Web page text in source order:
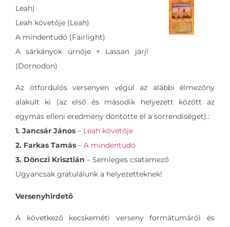
Leah)
Leah követője (Leah)
A mindentudó (Fairlight)
A sárkányok úrnője + Lassan járj!
(Dornodon)
Az ötfordulós versenyen végül az alábbi élmezőny
alakult ki (az első és második helyezett között az
egymás elleni eredmény döntötte el a sorrendiséget).:
1. Jancsár János – Leah követője
2. Farkas Tamás – A mindentudó
3. Dönczi Krisztián – Semleges csatamező
Ugyancsak gratulálunk a helyezetteknek!
Versenyhirdető
A következő kecskeméti verseny formátumáról és